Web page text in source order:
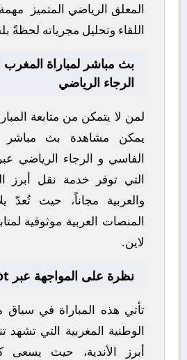
المعلق الرياضي المتميز
اللقاء وتحليل مجرياته لحظةً
بث مباشر لمباراة
الرجاء الرياضي
لمن لا يتمكن من متابعة
يمكن مشاهدة بث مباشر
الفاسي و الرجاء الرياضي
التي توفر خدمة نقل أبرز
والعربية مجاناً، حيث تُعدّ
المنصات العربية موثوقية
لاين.
نظرة على المواجهة عبر yallashoot
تأتي هذه المباراة في سياق
الوطنية المغربية التي تشهد
أبرز الأندية، حيث